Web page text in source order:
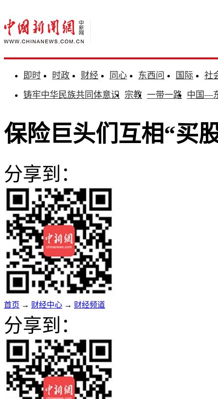
即时 时政 财经 同心 东西问 国际
社
铸牢中华民族共同体意识 宗教 一带一路 中国—
保险巨头们互相“买
分享到：
首页 → 财经中心 → 财经频道
分享到：